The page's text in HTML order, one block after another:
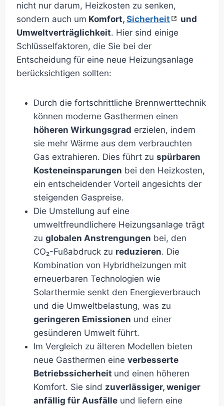
nicht nur darum, Heizkosten zu senken,
sondern auch um Komfort, Sicherheit
und
Umweltverträglichkeit. Hier sind einige
Schlüsselfaktoren, die Sie bei der
Entscheidung für eine neue Heizungsanlage
berücksichtigen sollten:
Durch die fortschrittliche Brennwerttechnik
können moderne Gasthermen einen
höheren Wirkungsgrad erzielen, indem
sie mehr Wärme aus dem verbrauchten
Gas extrahieren. Dies führt zu spürbaren
Kosteneinsparungen bei den Heizkosten,
ein entscheidender Vorteil angesichts der
steigenden Gaspreise.
Die Umstellung auf eine
umweltfreundlichere Heizungsanlage trägt
zu globalen Anstrengungen bei, den
CO₂-Fußabdruck zu reduzieren. Die
Kombination von Hybridheizungen mit
erneuerbaren Technologien wie
Solarthermie senkt den Energieverbrauch
und die Umweltbelastung, was zu
geringeren Emissionen und einer
gesünderen Umwelt führt.
Im Vergleich zu älteren Modellen bieten
neue Gasthermen eine verbesserte
Betriebssicherheit und einen höheren
Komfort. Sie sind zuverlässiger, weniger
anfällig für Ausfälle und liefern eine